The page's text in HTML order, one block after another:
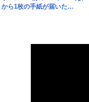
から1枚の手紙が届いた…